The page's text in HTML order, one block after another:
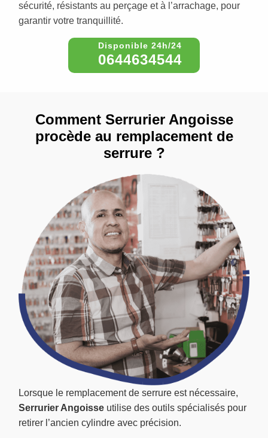
sécurité, résistants au perçage et à l’arrachage, pour
garantir votre tranquillité.
0644634544
Lorsque le remplacement de serrure est nécessaire,
Serrurier Angoisse utilise des outils spécialisés pour
retirer l’ancien cylindre avec précision.
Comment Serrurier Angoisse
procède au remplacement de
serrure ?